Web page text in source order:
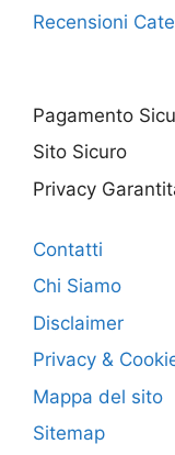
Recensioni
Pagamento
Sito Sicuro
Privacy
Contatti
Chi Siamo
Disclaimer
Privacy &
Mappa del sito
Sitemap